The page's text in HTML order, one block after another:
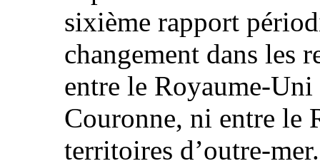
sixième rapport
changement dans les
entre le Royaume-Uni
Couronne, ni entre le
territoires d’outre-mer.